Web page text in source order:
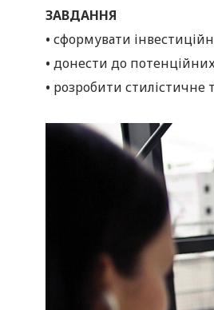
ЗАВДАННЯ
• сформувати
• донести до
• розробити стилістичне